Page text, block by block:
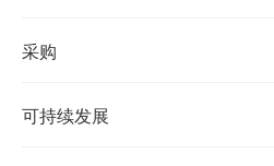
采购
可持续发展